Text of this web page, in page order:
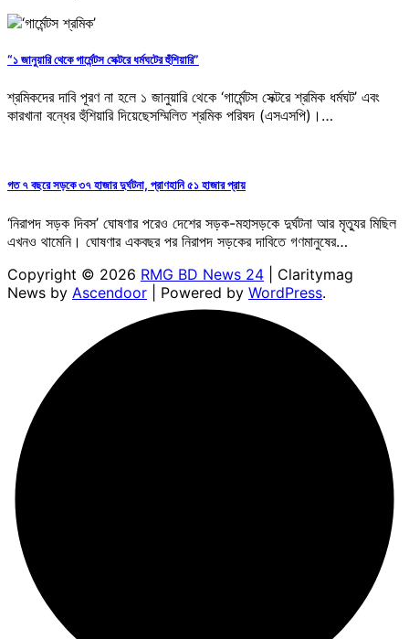
“১ জানুয়ারি থেকে গার্মেন্টস সেক্টরে ধর্মঘটের হুঁশিয়ারি”
শ্রমিকদের দাবি পূরণ না হলে ১ জানুয়ারি থেকে ‘গার্মেন্টস সেক্টরে শ্রমিক ধর্মঘট’ এবং
কারখানা বন্ধের হুঁশিয়ারি দিয়েছেসম্মিলিত শ্রমিক পরিষদ (এসএসপি)।…
গত ৭ বছরে সড়কে ৩৭ হাজার দুর্ঘটনা, প্রাণহানি ৫১ হাজার প্রায়
‘নিরাপদ সড়ক দিবস’ ঘোষণার পরেও দেশের সড়ক-মহাসড়কে দুর্ঘটনা আর মৃত্যুর মিছিল
এখনও থামেনি। ঘোষণার একবছর পর নিরাপদ সড়কের দাবিতে গণমানুষের…
Copyright © 2026 RMG BD News 24 | Claritymag
News by Ascendoor | Powered by WordPress.